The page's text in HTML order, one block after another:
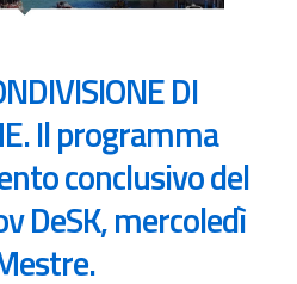
DI
Il programma
conclusivo del
DeSK, mercoledì